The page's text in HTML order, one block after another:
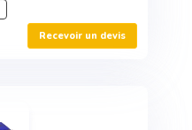
Recevoir un devis